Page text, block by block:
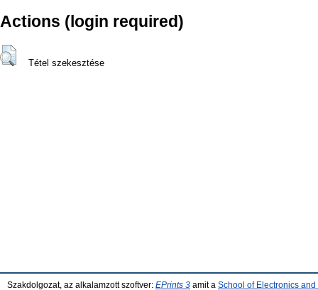
Actions (login required)
Tétel szekesztése
Szakdolgozat, az alkalamzott szoftver: EPrints 3 amit a School of Electronics